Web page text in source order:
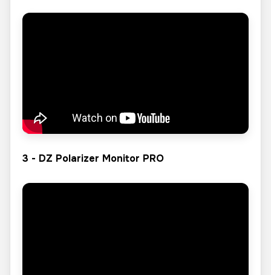
3 - DZ Polarizer Monitor PRO